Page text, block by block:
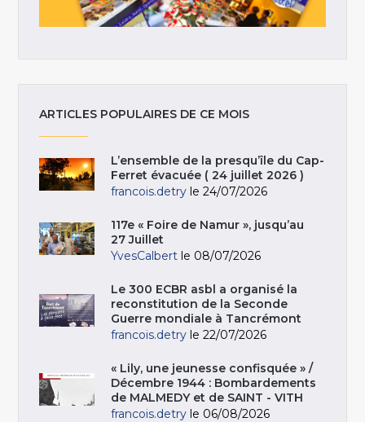
ARTICLES POPULAIRES DE CE MOIS
L’ensemble de la presqu’île du Cap-
Ferret évacuée ( 24 juillet 2026 )
francois.detry le 24/07/2026
117e « Foire de Namur », jusqu’au
27 Juillet
YvesCalbert le 08/07/2026
Le 300 ECBR asbl a organisé la
reconstitution de la Seconde
Guerre mondiale à Tancrémont
francois.detry le 22/07/2026
« Lily, une jeunesse confisquée » /
Décembre 1944 : Bombardements
de MALMEDY et de SAINT - VITH
francois.detry le 06/08/2026